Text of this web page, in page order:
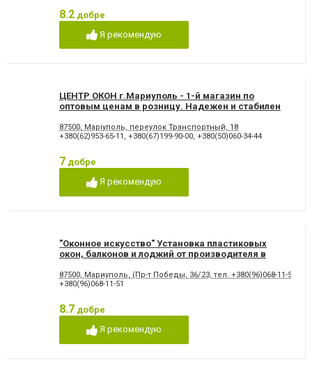
8.2 добре
Я рекомендую
ЦЕНТР ОКОН г.Мариуполь - 1-й магазин по
оптовым ценам в розницу. Надежен и стабилен
87500, Маріуполь, переулок Транспортный, 18
+380(62)953-65-11 , +380(67)199-90-00, +380(50)060-34-44
7 добре
Я рекомендую
"Оконное искусство" Установка пластиковых
окон, балконов и лоджий от производителя в
87500, Мариуполь, (Пр-т Победы, 36/23, тел. +380(96)068-11-51).
+380(96)068-11-51
8.7 добре
Я рекомендую